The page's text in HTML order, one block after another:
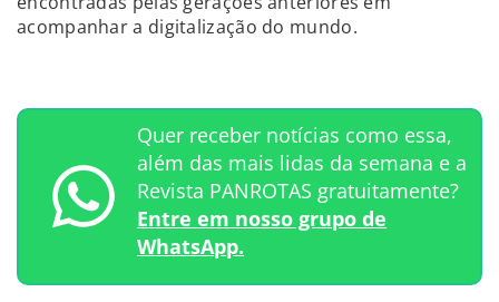
acompanhar a digitalização do mundo.
Quer receber notícias como essa,
além das mais lidas da semana e a
Revista PANROTAS gratuitamente?
Entre em nosso grupo de
WhatsApp.